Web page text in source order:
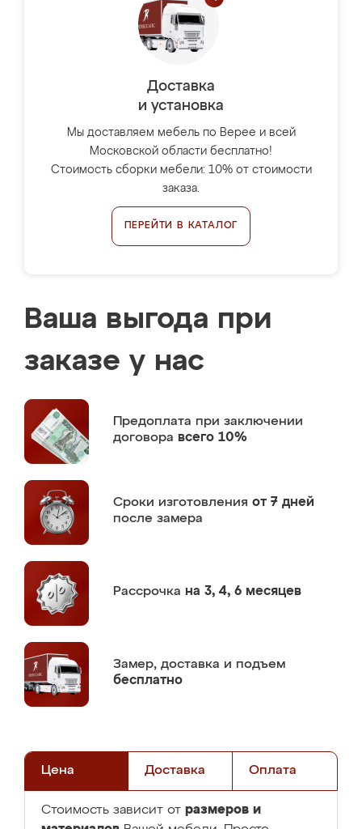
Доставка
и установка
Мы доставляем мебель по Верее и всей
Московской области бесплатно!
Стоимость сборки мебели: 10% от стоимости
заказа.
ПЕРЕЙТИ В КАТАЛОГ
Ваша выгода при
заказе у нас
Предоплата при заключении
договора всего 10%
Сроки изготовления от 7 дней
после замера
Рассрочка на 3, 4, 6 месяцев
Замер, доставка и подъем
бесплатно
Цена Доставка Оплата
Стоимость зависит от размеров и